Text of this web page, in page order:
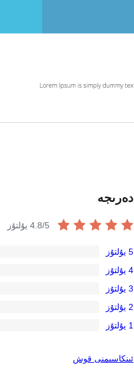
دەرىجە
4.8/5 يۇلتۇز
32
5-
يۇلتۇز
باھالاش
5 يۇلتۇز
4-
يۇلتۇز
باھالاش
4 يۇلتۇز
3-
يۇلتۇز
3 يۇلتۇز
باھالاش
2 يۇلتۇز
يۇلتۇز
1 يۇلتۇز
ئىنكاسىمنى قوش